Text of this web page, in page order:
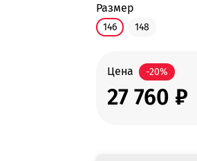
размер
146 148
Цена -20%
27 760 ₽